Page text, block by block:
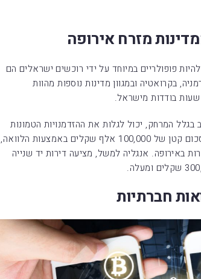
מזרח אירופה
פופולריים במיוחד על ידי רוכשים ישראלים הם
בקרואטיה ובמגוון מדינות נוספות מהוות
בודדות מישראל.
המרחק, יכול לגלות את ההזדמנויות הטמונות
היום באירופה. אם תוכלו להוסיף עוד סכום קטן של 100,000 אלף שקלים באמצעות הלוואה,
באירופה. אנגליה למשל, מציעה דירות יד שנייה
חברתיות